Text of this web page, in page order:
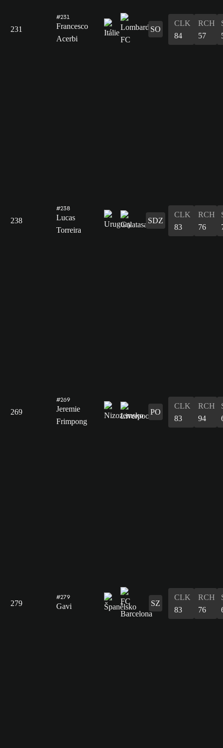
231
#231
Francesco
Acerbi
SO
CLK
84
RCH
57
238
#238
Lucas
Torreira
SDZ
CLK
83
RCH
76
269
#269
Jeremie
Frimpong
PO
CLK
83
RCH
94
279
#279
Gavi SZ
CLK
83
RCH
76